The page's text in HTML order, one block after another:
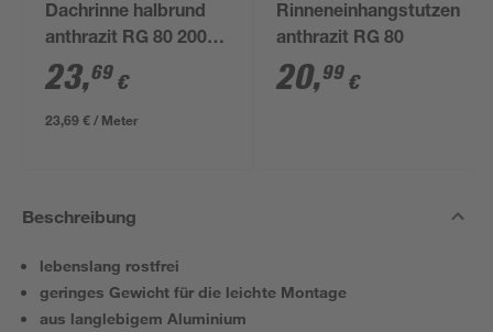
Dachrinne halbrund
anthrazit RG 80 200
cm
23,69 €
23,69 € / Meter
Rinneneinhangstutzen
anthrazit RG 80
20,99 €
Beschreibung
lebenslang rostfrei
geringes Gewicht für die leichte Montage
aus langlebigem Aluminium